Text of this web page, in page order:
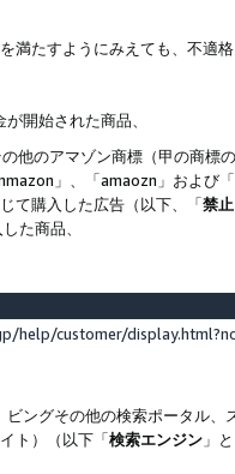
満たすようにみえても、不適
開始された商品、
他のアマゾン商標（甲の商
」、「amaozn」および
て購入した広告（以下、「禁
た商品、
help/customer/
ングその他の検索ポータル
ト）（以下「検索エンジン 」